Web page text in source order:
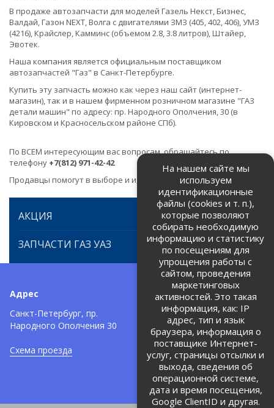
В продаже автозапчасти для моделей Газель Некст, Бизнес,
Валдай, Газон NEXT, Волга с двигателями ЗМЗ (405, 402, 406), УМЗ
(4216), Крайслер, Камминс (объемом 2.8, 3.8 литров), Штайер,
Эвотек.
Наша компания является официальным поставщиком
автозапчастей "Газ" в Санкт-Петербурге.
Купить эту запчасть можно как через наш сайт (интернет-
магазин), так и в нашем фирменном розничном магазине "ГАЗ
детали машин" по адресу: пр. Народного Ополчения, 30 (в
Кировском и Красносельском районе СПб).
По ВСЕМ интересующим вас вопросам, обращайтесь по
телефону +7(812) 971-42-42
Продавцы помогут в выборе и идентификации товара.
АКЦИЯ
ЗАПЧАСТИ ГАЗ УАЗ
Адрес
Санкт-Петербург, пр.
Народного Ополчения 30
Схема проезда
Телефоны:
+7 (812) 971-42-42
Политика об обработке и
защите персональных данных
Соглашение на обработку
персональных данных
На нашем сайте мы
используем
идентификационные
файлы (cookies и т. п.),
которые позволяют
собирать необходимую
информацию и статистику
по посещениям для
упрощения работы с
сайтом, проведения
маркетинговых
активностей. Это такая
информация, как: IP
адрес, тип и язык
браузера, информация о
поставщике Интернет-
услуг, страницы отсылки и
выхода, сведения об
операционной системе,
дата и время посещения,
Google ClientID и другая.